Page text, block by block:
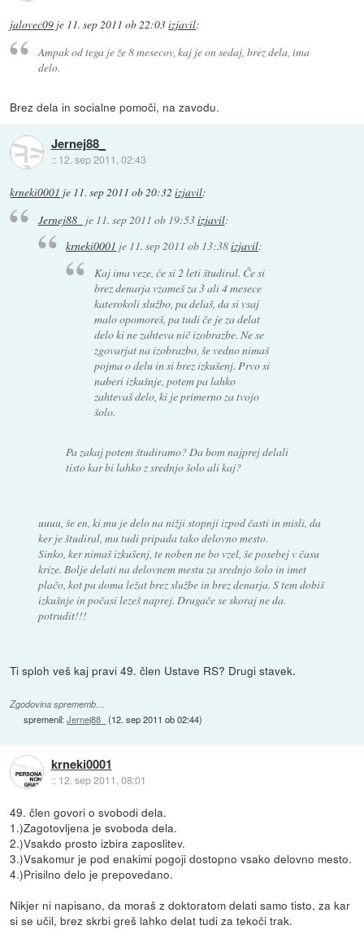
jalovec09 je 11. sep 2011 ob 22:03izjavil:
Ampak od tega je že 8 mesecov, kaj je on sedaj, brez dela, ima
delo.
Brez dela in socialne pomoči, na zavodu.
Jernej88_
:: 12. sep 2011, 02:43
krneki0001 je 11. sep 2011 ob 20:32 izjavil:
Jernej88_ je 11. sep 2011 ob 19:53izjavil:
krneki0001 je 11. sep 2011 ob 13:38izjavil:
Kaj ima veze, če si 2 leti študiral. Če si
brez denarja vzameš za 3 ali 4 mesece
katerokoli službo, pa delaš, da si vsaj
malo opomoreš, pa tudi če je za delat
delo ki ne zahteva nič izobrazbe. Ne se
zgovarjat na izobrazbo, še vedno nimaš
pojma o delu in si brez izkušenj. Prvo si
naberi izkušnje, potem pa lahko
zahtevaš delo, ki je primerno za tvojo
šolo.
Pa zakaj potem študiramo? Da bom najprej delali
tisto kar bi lahko z srednjo šolo ali kaj?
uuuu, še en, ki mu je delo na nižji stopnji izpod časti in misli, da
ker je študiral, mu tudi pripada tako delovno mesto.
Sinko, ker nimaš izkušenj, te noben ne bo vzel, še posebej v času
krize. Bolje delati na delovnem mestu za srednjo šolo in imet
plačo, kot pa doma ležat brez službe in brez denarja. S tem dobiš
izkušnje in počasi lezeš naprej. Drugače se skoraj ne da.
potrudit!!!
Ti sploh veš kaj pravi 49. člen Ustave RS? Drugi stavek.
Zgodovina sprememb…
spremenil:Jernej88_ (12. sep 2011 ob 02:44)
krneki0001
:: 12. sep 2011, 08:01
49. člen govori o svobodi dela.
1.)Zagotovljena je svoboda dela.
2.)Vsakdo prosto izbira zaposlitev.
3.)Vsakomur je pod enakimi pogoji dostopno vsako delovno mesto.
4.)Prisilno delo je prepovedano.
Nikjer ni napisano, da moraš z doktoratom delati samo tisto, za kar
si se učil, brez skrbi greš lahko delat tudi za tekoči trak.